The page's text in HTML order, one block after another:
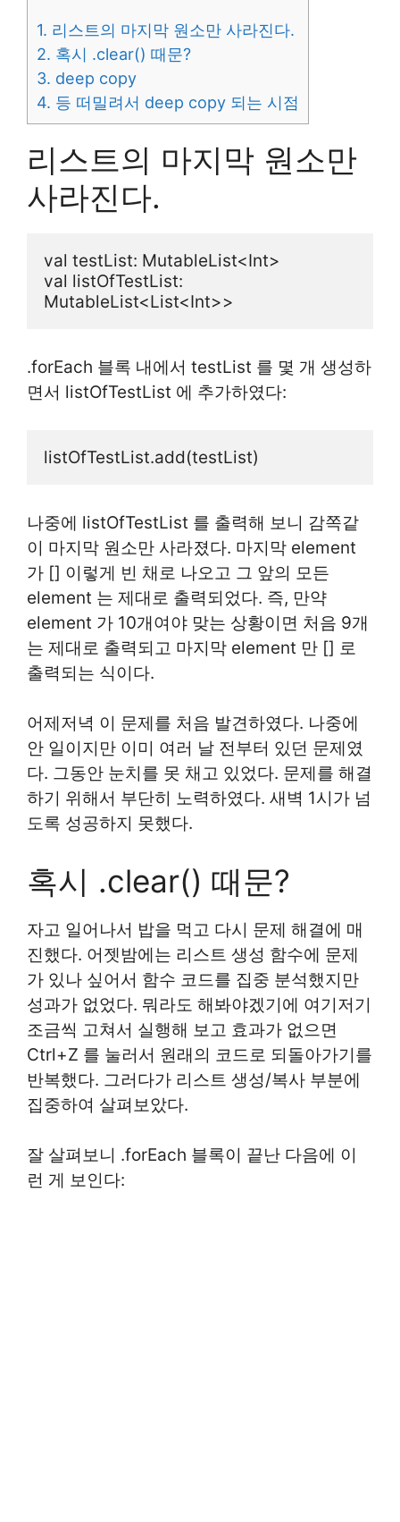
1. 리스트의 마지막 원소만 사라진다.
2. 혹시 .clear() 때문?
3. deep copy
4. 등 떠밀려서 deep copy 되는 시점
리스트의 마지막 원소만
사라진다.
val testList: MutableList<Int>
val listOfTestList:
MutableList<List<Int>>
.forEach 블록 내에서 testList 를 몇 개 생성하
면서 listOfTestList 에 추가하였다:
listOfTestList.add(testList)
나중에 listOfTestList 를 출력해 보니 감쪽같
이 마지막 원소만 사라졌다. 마지막 element
가 [] 이렇게 빈 채로 나오고 그 앞의 모든
element 는 제대로 출력되었다. 즉, 만약
element 가 10개여야 맞는 상황이면 처음 9개
는 제대로 출력되고 마지막 element 만 [] 로
출력되는 식이다.
어제저녁 이 문제를 처음 발견하였다. 나중에
안 일이지만 이미 여러 날 전부터 있던 문제였
다. 그동안 눈치를 못 채고 있었다. 문제를 해결
하기 위해서 부단히 노력하였다. 새벽 1시가 넘
도록 성공하지 못했다.
혹시 .clear() 때문?
자고 일어나서 밥을 먹고 다시 문제 해결에 매
진했다. 어젯밤에는 리스트 생성 함수에 문제
가 있나 싶어서 함수 코드를 집중 분석했지만
성과가 없었다. 뭐라도 해봐야겠기에 여기저기
조금씩 고쳐서 실행해 보고 효과가 없으면
Ctrl+Z 를 눌러서 원래의 코드로 되돌아가기를
반복했다. 그러다가 리스트 생성/복사 부분에
집중하여 살펴보았다.
잘 살펴보니 .forEach 블록이 끝난 다음에 이
런 게 보인다: